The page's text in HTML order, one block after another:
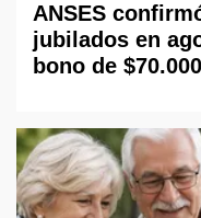
ANSES
jubilados en
bono de $70.000